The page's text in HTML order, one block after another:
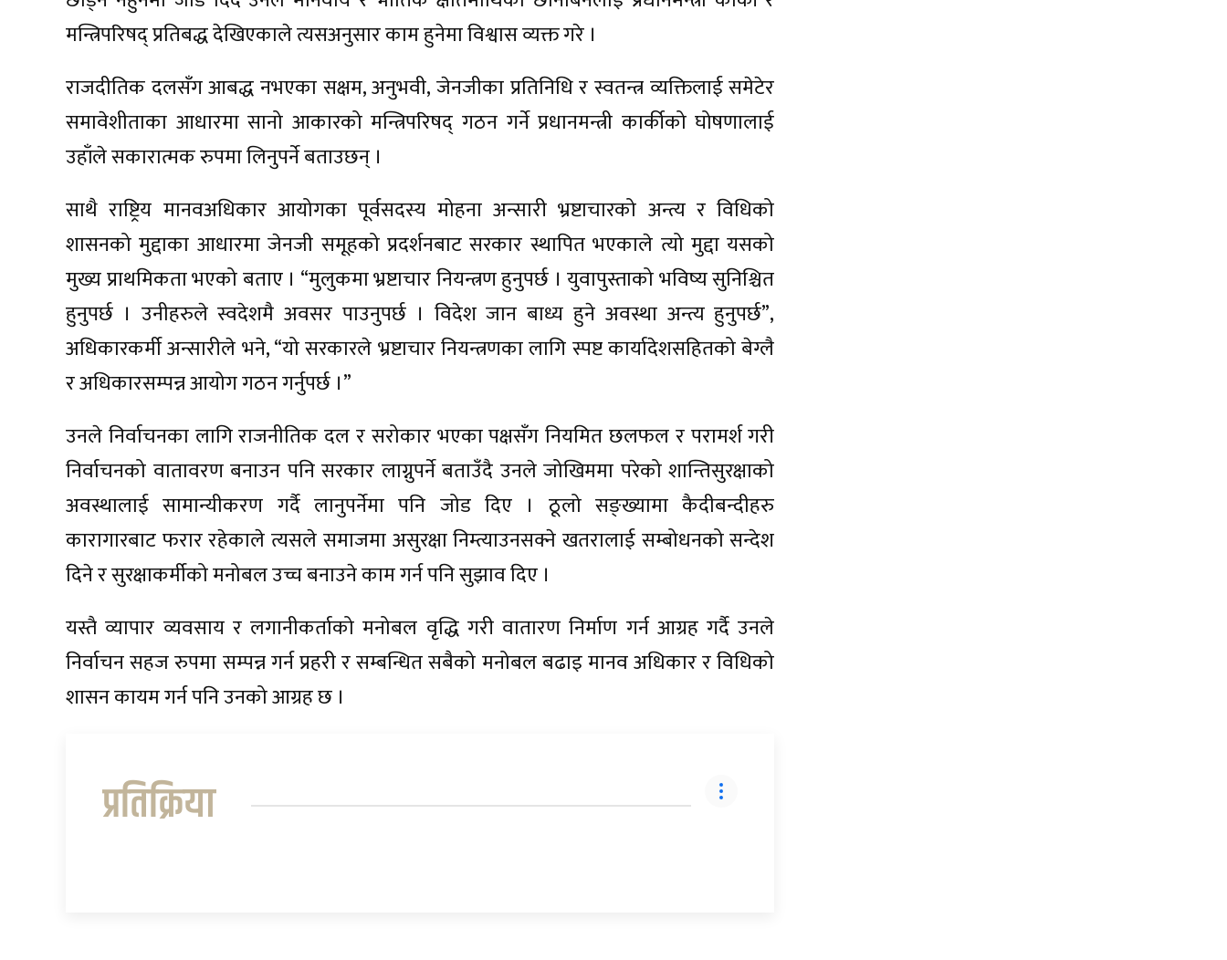
मन्त्रिपरिषद् प्रतिबद्ध देखिएकाले त्यसअनुसार काम हुनेमा विश्वास व्यक्त गरे ।
राजदीतिक दलसँग आबद्ध नभएका सक्षम, अनुभवी, जेनजीका प्रतिनिधि र स्वतन्त्र व्यक्तिलाई समेटेर
समावेशीताका आधारमा सानो आकारको मन्त्रिपरिषद् गठन गर्ने प्रधानमन्त्री कार्कीको घोषणालाई
उहाँले सकारात्मक रुपमा लिनुपर्ने बताउछन् ।
साथै राष्ट्रिय मानवअधिकार आयोगका पूर्वसदस्य मोहना अन्सारी भ्रष्टाचारको अन्त्य र विधिको
शासनको मुद्दाका आधारमा जेनजी समूहको प्रदर्शनबाट सरकार स्थापित भएकाले त्यो मुद्दा यसको
मुख्य प्राथमिकता भएको बताए । “मुलुकमा भ्रष्टाचार नियन्त्रण हुनुपर्छ । युवापुस्ताको भविष्य सुनिश्चित
हुनुपर्छ । उनीहरुले स्वदेशमै अवसर पाउनुपर्छ । विदेश जान बाध्य हुने अवस्था अन्त्य हुनुपर्छ”,
अधिकारकर्मी अन्सारीले भने, “यो सरकारले भ्रष्टाचार नियन्त्रणका लागि स्पष्ट कार्यादेशसहितको बेग्लै
र अधिकारसम्पन्न आयोग गठन गर्नुपर्छ ।”
उनले निर्वाचनका लागि राजनीतिक दल र सरोकार भएका पक्षसँग नियमित छलफल र परामर्श गरी
निर्वाचनको वातावरण बनाउन पनि सरकार लाग्नुपर्ने बताउँदै उनले जोखिममा परेको शान्तिसुरक्षाको
अवस्थालाई सामान्यीकरण गर्दै लानुपर्नेमा पनि जोड दिए । ठूलो सङ्ख्यामा कैदीबन्दीहरु
कारागारबाट फरार रहेकाले त्यसले समाजमा असुरक्षा निम्त्याउनसक्ने खतरालाई सम्बोधनको सन्देश
दिने र सुरक्षाकर्मीको मनोबल उच्च बनाउने काम गर्न पनि सुझाव दिए ।
यस्तै व्यापार व्यवसाय र लगानीकर्ताको मनोबल वृद्धि गरी वातारण निर्माण गर्न आग्रह गर्दै उनले
निर्वाचन सहज रुपमा सम्पन्न गर्न प्रहरी र सम्बन्धित सबैको मनोबल बढाइ मानव अधिकार र विधिको
शासन कायम गर्न पनि उनको आग्रह छ ।
प्रतिक्रिया